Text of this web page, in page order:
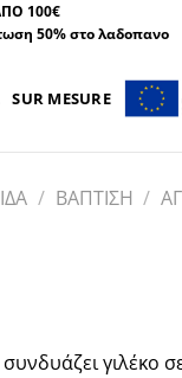
100€
50% στο λαδοπανο
SUR MESURE
/ ΒΑΠΤΙΣΗ /
συνδυάζει γιλέκο